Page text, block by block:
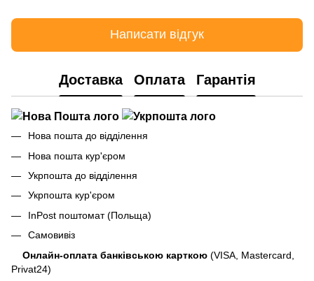
Написати відгук
Доставка Оплата Гарантія
Нова пошта до відділення
Нова пошта кур'єром
Укрпошта до відділення
Укрпошта кур'єром
InPost поштомат (Польща)
Самовивіз
Онлайн-оплата банківською карткою (VISA, Mastercard,
Privat24)